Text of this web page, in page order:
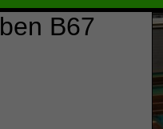
B67